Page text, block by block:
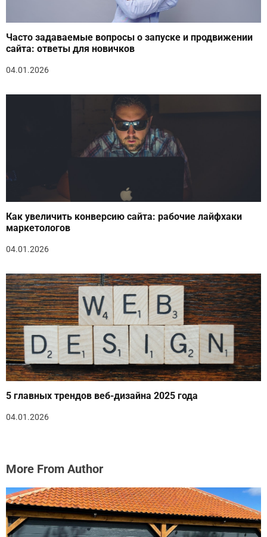
Часто задаваемые вопросы о запуске и продвижении
сайта: ответы для новичков
04.01.2026
Как увеличить конверсию сайта: рабочие лайфхаки
маркетологов
04.01.2026
5 главных трендов веб-дизайна 2025 года
04.01.2026
More From Author